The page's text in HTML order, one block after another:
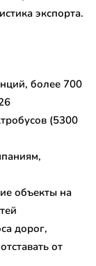
экспорта.
более 700
(5300
объекты на
дорог,
от